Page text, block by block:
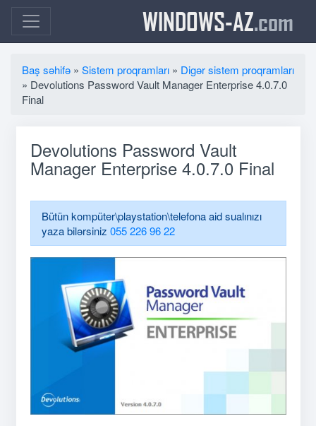
WINDOWS-AZ.com
Baş səhifə » Sistem proqramları » Digər sistem proqramları
» Devolutions Password Vault Manager Enterprise 4.0.7.0
Final
Devolutions Password Vault
Manager Enterprise 4.0.7.0 Final
Bütün kompüter\playstation\telefona aid sualınızı
yaza bilərsiniz 055 226 96 22